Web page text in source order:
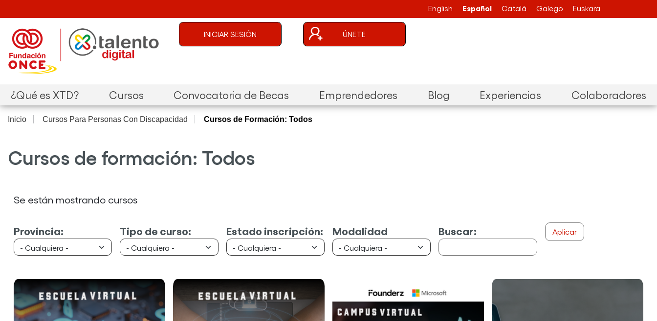
English Español Català Galego Euskara
Menú de cuenta de usuario
INICIAR SESIÓN ÚNETE
Navegación principal
¿Qué es XTD? Cursos Convocatoria de Becas Emprendedores Blog Experiencias Colaboradores
Inicio Cursos Para Personas Con Discapacidad Cursos de Formación: Todos
Cursos de formación: Todos
Se están mostrando cursos
Provincia: Tipo de curso: Estado inscripción: Modalidad Buscar: